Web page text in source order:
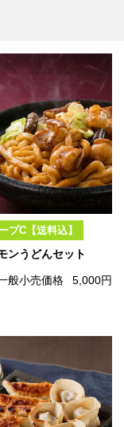
プC【送料込】
ンうどんセット
般小売価格 5,000円